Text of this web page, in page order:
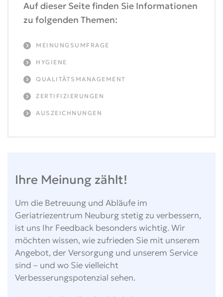
Auf dieser Seite finden Sie Informationen
zu folgenden Themen:
MEINUNGSUMFRAGE
HYGIENE
QUALITÄTSMANAGEMENT
ZERTIFIZIERUNGEN
AUSZEICHNUNGEN
Ihre Meinung zählt!
Um die Betreuung und Abläufe im
Geriatriezentrum Neuburg stetig zu verbessern,
ist uns Ihr Feedback besonders wichtig. Wir
möchten wissen, wie zufrieden Sie mit unserem
Angebot, der Versorgung und unserem Service
sind – und wo Sie vielleicht
Verbesserungspotenzial sehen.